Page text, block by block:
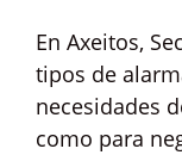
En Axeitos,
tipos de
necesidades
como para